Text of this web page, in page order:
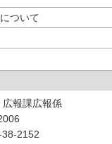
ついて
報課広報係
2152